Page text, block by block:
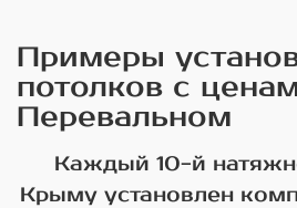
Примеры
потолков с
Перевальном
Каждый 10-й
Крыму установлен